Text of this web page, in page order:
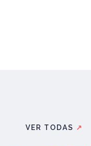
VER TODAS ↗